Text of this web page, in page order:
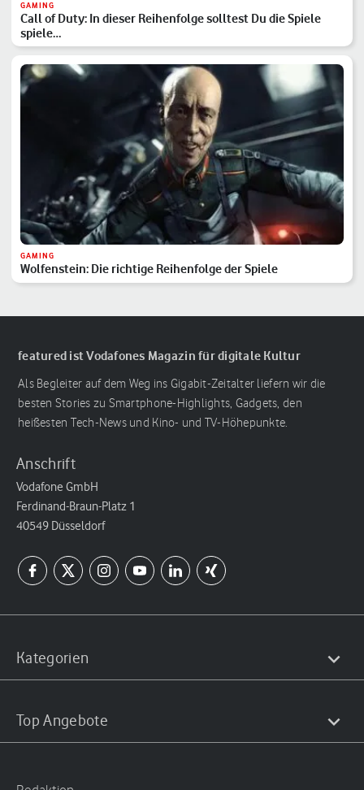
GAMING
Call of Duty: In dieser Reihenfolge solltest Du die Spiele
spiele…
GAMING
Wolfenstein: Die richtige Reihenfolge der Spiele
featured ist Vodafones Magazin für digitale Kultur
Als Begleiter auf dem Weg ins Gigabit-Zeitalter liefern wir die
besten Stories zu Smartphone-Highlights, Gadgets, den
heißesten Tech-News und Kino- und TV-Höhepunkte.
Anschrift
Vodafone GmbH
Ferdinand-Braun-Platz 1
40549 Düsseldorf
Kategorien
Top Angebote